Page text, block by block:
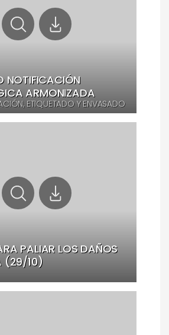
NOTIFICACIÓN
ARMONIZADA
ETIQUETADO Y ENVASADO
PALIAR LOS DAÑOS
(29/10)